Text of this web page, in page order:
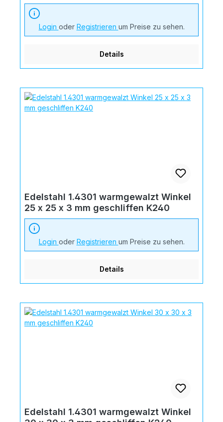
Login oder Registrieren um Preise zu sehen.
Details
Edelstahl 1.4301 warmgewalzt Winkel
25 x 25 x 3 mm geschliffen K240
Login oder Registrieren um Preise zu sehen.
Details
Edelstahl 1.4301 warmgewalzt Winkel